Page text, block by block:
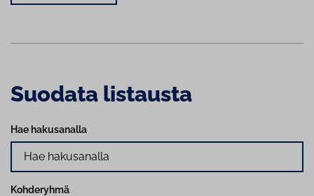
Suodata listausta
Hae hakusanalla
Kohderyhmä